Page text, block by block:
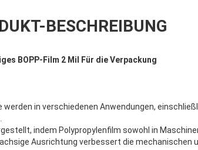
BESCHREIBUNG
BOPP-Film 2 Mil Für die Verpackung
werden in verschiedenen Anwendungen,
indem Polypropylenfilm sowohl in
Ausrichtung verbessert die mechanischen